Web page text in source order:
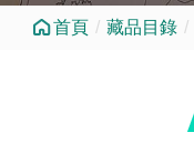
首頁 藏品目錄